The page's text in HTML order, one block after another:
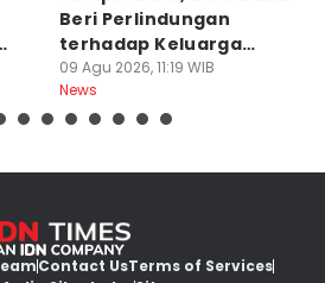
Beri Perlindungan
terhadap Keluarga
Sutrimo
09 Agu 2026, 11:19 WIB
News
Contact UsTerms of Services